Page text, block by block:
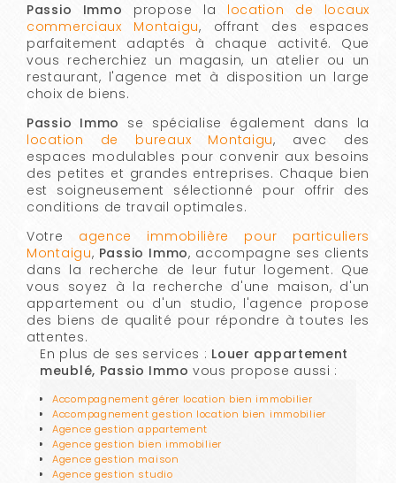
Passio Immo propose la location de locaux
commerciaux Montaigu, offrant des espaces
parfaitement adaptés à chaque activité. Que
vous recherchiez un magasin, un atelier ou un
restaurant, l'agence met à disposition un large
choix de biens.
Passio Immo se spécialise également dans la
location de bureaux Montaigu, avec des
espaces modulables pour convenir aux besoins
des petites et grandes entreprises. Chaque bien
est soigneusement sélectionné pour offrir des
conditions de travail optimales.
Votre agence immobilière pour particuliers
Montaigu, Passio Immo, accompagne ses clients
dans la recherche de leur futur logement. Que
vous soyez à la recherche d'une maison, d'un
appartement ou d'un studio, l'agence propose
des biens de qualité pour répondre à toutes les
attentes.
En plus de ses services : Louer appartement
meublé, Passio Immo vous propose aussi :
Accompagnement gérer location bien immobilier
Accompagnement gestion location bien immobilier
Agence gestion appartement
Agence gestion bien immobilier
Agence gestion maison
Agence gestion studio